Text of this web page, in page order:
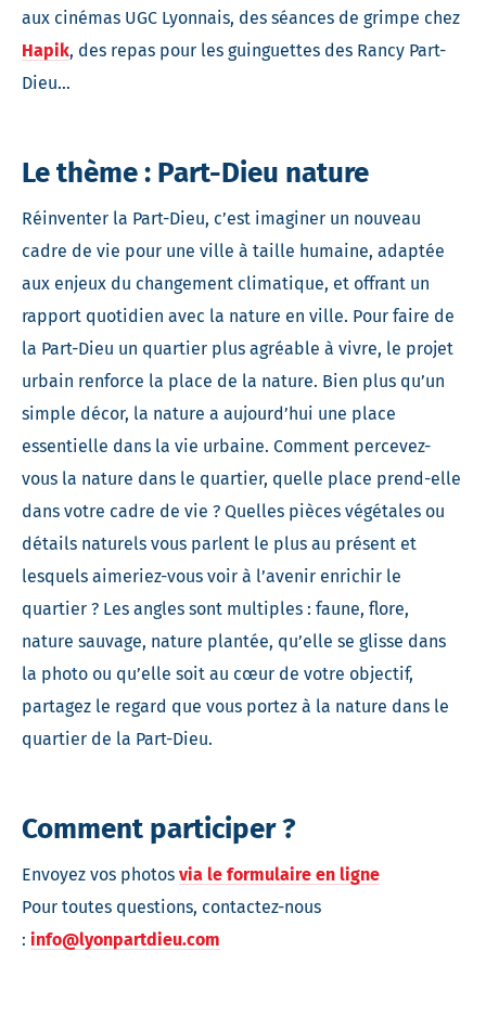
aux cinémas UGC Lyonnais, des séances de grimpe chez
Hapik, des repas pour les guinguettes des Rancy Part-
Dieu…
Le thème : Part-Dieu nature
Réinventer la Part-Dieu, c’est imaginer un nouveau
cadre de vie pour une ville à taille humaine, adaptée
aux enjeux du changement climatique, et offrant un
rapport quotidien avec la nature en ville. Pour faire de
la Part-Dieu un quartier plus agréable à vivre, le projet
urbain renforce la place de la nature. Bien plus qu’un
simple décor, la nature a aujourd’hui une place
essentielle dans la vie urbaine. Comment percevez-
vous la nature dans le quartier, quelle place prend-elle
dans votre cadre de vie ? Quelles pièces végétales ou
détails naturels vous parlent le plus au présent et
lesquels aimeriez-vous voir à l’avenir enrichir le
quartier ? Les angles sont multiples : faune, flore,
nature sauvage, nature plantée, qu’elle se glisse dans
la photo ou qu’elle soit au cœur de votre objectif,
partagez le regard que vous portez à la nature dans le
quartier de la Part-Dieu.
Comment participer ?
Envoyez vos photos via le formulaire en ligne
Pour toutes questions, contactez-nous
: info@lyonpartdieu.com